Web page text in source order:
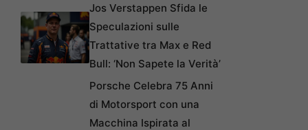
Jos Verstappen Sfida le
Speculazioni sulle
Trattative tra Max e Red
Bull: ‘Non Sapete la Verità’
Porsche Celebra 75 Anni
di Motorsport con una
Macchina Ispirata al